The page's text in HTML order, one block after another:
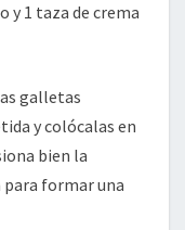
y 1 taza de crema
galletas
y colócalas en
bien la
para formar una